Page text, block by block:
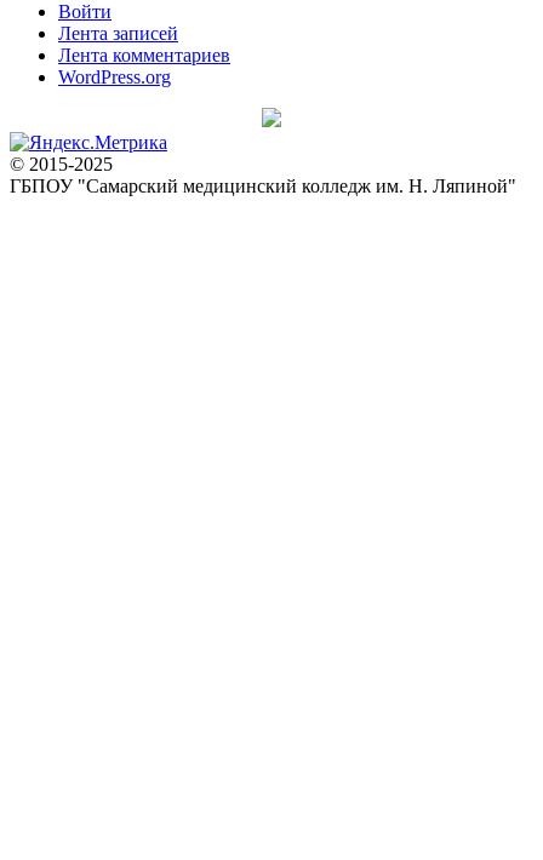
Войти
Лента записей
Лента комментариев
WordPress.org
© 2015-2025
ГБПОУ "Самарский медицинский колледж им. Н. Ляпиной"